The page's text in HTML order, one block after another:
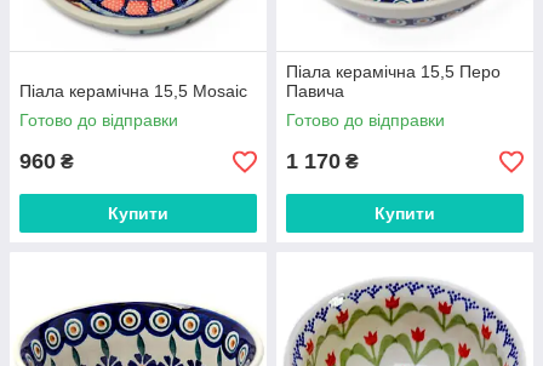
Піала керамічна 15,5 Mosaic
Готово до відправки
960 ₴
Купити
Піала керамічна 15,5 Перо
Павича
Готово до відправки
1 170 ₴
Купити